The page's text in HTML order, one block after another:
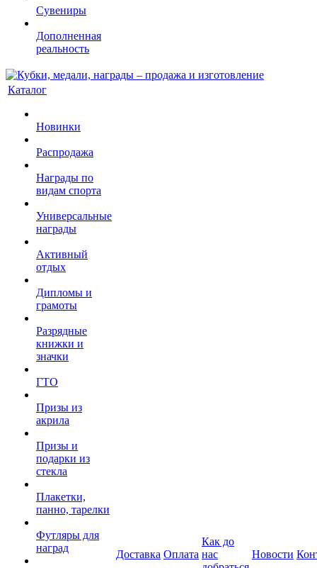
Сувениры
Дополненная
реальность
Каталог
Новинки
Распродажа
Награды по
видам спорта
Универсальные
награды
Активный
отдых
Дипломы и
грамоты
Разрядные
книжки и
значки
ГТО
Призы из
акрила
Призы и
подарки из
стекла
Плакетки,
панно, тарелки
Футляры для
наград
Доставка Оплата
Как до
нас
Новости